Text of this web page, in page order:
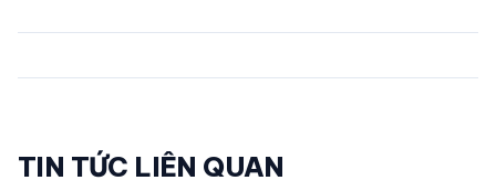
TIN TỨC LIÊN QUAN